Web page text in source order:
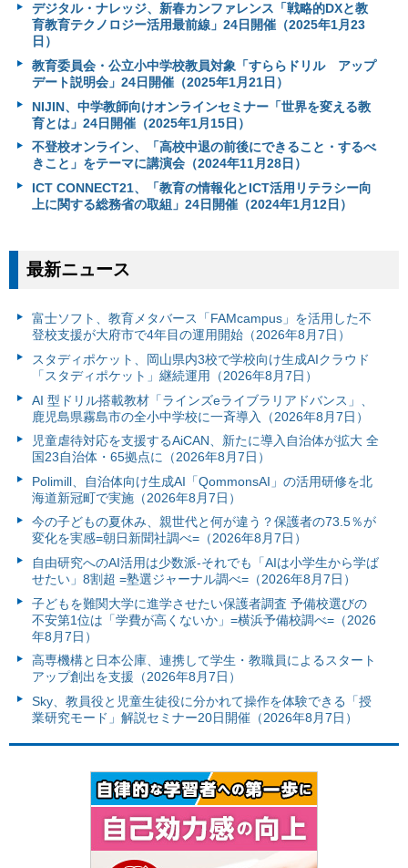
デジタル・ナレッジ、新春カンファレンス「戦略的DXと教
育教育テクノロジー活用最前線」24日開催（2025年1月23
日）
教育委員会・公立小中学校教員対象「すららドリル アップ
デート説明会」24日開催（2025年1月21日）
NIJIN、中学教師向けオンラインセミナー「世界を変える教
育とは」24日開催（2025年1月15日）
不登校オンライン、「高校中退の前後にできること・するべ
きこと」をテーマに講演会（2024年11月28日）
ICT CONNECT21、「教育の情報化とICT活用リテラシー向
上に関する総務省の取組」24日開催（2024年1月12日）
最新ニュース
富⼠ソフト、教育メタバース「FAMcampus」を活用した不
登校支援が大府市で4年目の運用開始（2026年8月7日）
スタディポケット、岡山県内3校で学校向け生成AIクラウド
「スタディポケット」継続運用（2026年8月7日）
AI 型ドリル搭載教材「ラインズeライブラリアドバンス」、
鹿児島県霧島市の全小中学校に一斉導入（2026年8月7日）
児童虐待対応を支援するAiCAN、新たに導入自治体が拡大 全
国23自治体・65拠点に（2026年8月7日）
Polimill、自治体向け生成AI「QommonsAI」の活用研修を北
海道新冠町で実施（2026年8月7日）
今の子どもの夏休み、親世代と何が違う？保護者の73.5％が
変化を実感=朝日新聞社調べ=（2026年8月7日）
自由研究へのAI活用は少数派-それでも「AIは小学生から学ば
せたい」8割超 =塾選ジャーナル調べ=（2026年8月7日）
子どもを難関大学に進学させたい保護者調査 予備校選びの
不安第1位は「学費が高くないか」=横浜予備校調べ=（2026
年8月7日）
高専機構と日本公庫、連携して学生・教職員によるスタート
アップ創出を支援（2026年8月7日）
Sky、教員役と児童生徒役に分かれて操作を体験できる「授
業研究モード」解説セミナー20日開催（2026年8月7日）